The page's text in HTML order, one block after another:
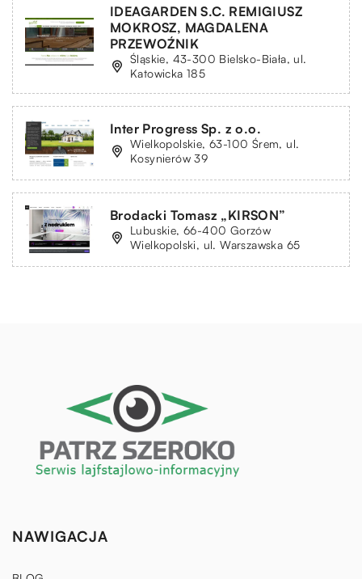
IDEAGARDEN S.C. REMIGIUSZ
MOKROSZ, MAGDALENA
PRZEWOŹNIK
Śląskie, 43-300 Bielsko-Biała, ul.
Katowicka 185
Inter Progress Sp. z o.o.
Wielkopolskie, 63-100 Śrem, ul.
Kosynierów 39
Brodacki Tomasz „KIRSON”
Lubuskie, 66-400 Gorzów
Wielkopolski, ul. Warszawska 65
NAWIGACJA